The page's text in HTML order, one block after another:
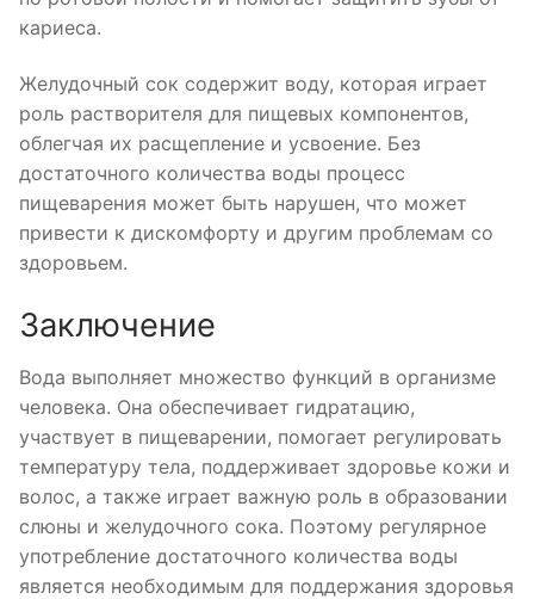
кариеса.
Желудочный сок содержит воду, которая играет
роль растворителя для пищевых компонентов,
облегчая их расщепление и усвоение. Без
достаточного количества воды процесс
пищеварения может быть нарушен, что может
привести к дискомфорту и другим проблемам со
здоровьем.
Заключение
Вода выполняет множество функций в организме
человека. Она обеспечивает гидратацию,
участвует в пищеварении, помогает регулировать
температуру тела, поддерживает здоровье кожи и
волос, а также играет важную роль в образовании
слюны и желудочного сока. Поэтому регулярное
употребление достаточного количества воды
является необходимым для поддержания здоровья